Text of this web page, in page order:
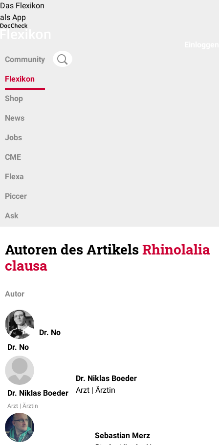
Das Flexikon
als App
Community
Flexikon
Shop
News
Jobs
CME
Flexa
Piccer
Ask
Autoren des ArtikelsRhinolalia
clausa
Autor
Dr. No
Dr. No
Dr. Niklas Boeder
Arzt | Ärztin
Dr. Niklas Boeder
Arzt | Ärztin
Sebastian Merz